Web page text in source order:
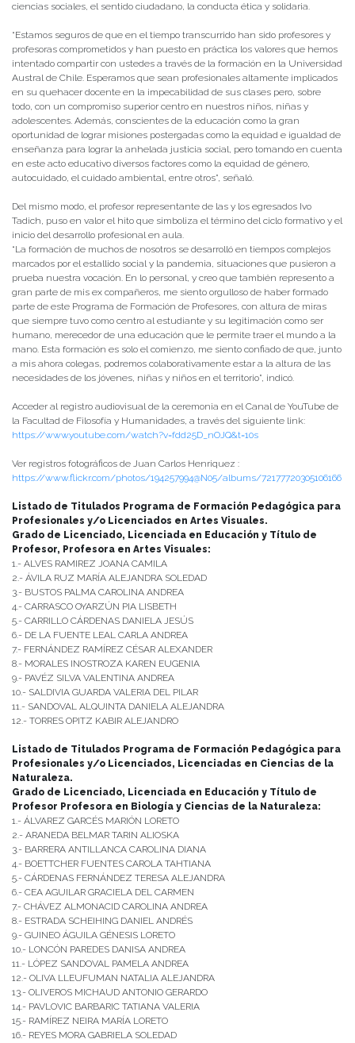
ciencias sociales, el sentido ciudadano, la conducta ética y solidaria.
“Estamos seguros de que en el tiempo transcurrido han sido profesores y
profesoras comprometidos y han puesto en práctica los valores que hemos
intentado compartir con ustedes a través de la formación en la Universidad
Austral de Chile. Esperamos que sean profesionales altamente implicados
en su quehacer docente en la impecabilidad de sus clases pero, sobre
todo, con un compromiso superior centro en nuestros niños, niñas y
adolescentes. Además, conscientes de la educación como la gran
oportunidad de lograr misiones postergadas como la equidad e igualdad de
enseñanza para lograr la anhelada justicia social, pero tomando en cuenta
en este acto educativo diversos factores como la equidad de género,
autocuidado, el cuidado ambiental, entre otros”, señaló.
Del mismo modo, el profesor representante de las y los egresados Ivo
Tadich, puso en valor el hito que simboliza el término del ciclo formativo y el
inicio del desarrollo profesional en aula.
“La formación de muchos de nosotros se desarrolló en tiempos complejos
marcados por el estallido social y la pandemia, situaciones que pusieron a
prueba nuestra vocación. En lo personal, y creo que también represento a
gran parte de mis ex compañeros, me siento orgulloso de haber formado
parte de este Programa de Formación de Profesores, con altura de miras
que siempre tuvo como centro al estudiante y su legitimación como ser
humano, merecedor de una educación que le permite traer el mundo a la
mano. Esta formación es solo el comienzo, me siento confiado de que, junto
a mis ahora colegas, podremos colaborativamente estar a la altura de las
necesidades de los jóvenes, niñas y niños en el territorio”, indicó.
Acceder al registro audiovisual de la ceremonia en el Canal de YouTube de
la Facultad de Filosofía y Humanidades, a través del siguiente link:
https://www.youtube.com/watch?v=fdd25D_nOJQ&t=10s
Ver registros fotográficos de Juan Carlos Henriquez :
https://www.flickr.com/photos/194257994@N05/albums/72177720305106166
Listado de Titulados Programa de Formación Pedagógica para
Profesionales y/o Licenciados en Artes Visuales.
Grado de Licenciado, Licenciada en Educación y Título de
Profesor, Profesora en Artes Visuales:
1.- ALVES RAMIREZ JOANA CAMILA
2.- ÁVILA RUZ MARÍA ALEJANDRA SOLEDAD
3.- BUSTOS PALMA CAROLINA ANDREA
4.- CARRASCO OYARZÚN PIA LISBETH
5.- CARRILLO CÁRDENAS DANIELA JESÚS
6.- DE LA FUENTE LEAL CARLA ANDREA
7.- FERNÁNDEZ RAMÍREZ CÉSAR ALEXANDER
8.- MORALES INOSTROZA KAREN EUGENIA
9.- PAVÉZ SILVA VALENTINA ANDREA
10.- SALDIVIA GUARDA VALERIA DEL PILAR
11.- SANDOVAL ALQUINTA DANIELA ALEJANDRA
12.- TORRES OPITZ KABIR ALEJANDRO
Listado de Titulados Programa de Formación Pedagógica para
Profesionales y/o Licenciados, Licenciadas en Ciencias de la
Naturaleza.
Grado de Licenciado, Licenciada en Educación y Título de
Profesor Profesora en Biología y Ciencias de la Naturaleza:
1.- ÁLVAREZ GARCÉS MARIÓN LORETO
2.- ARANEDA BELMAR TARIN ALIOSKA
3.- BARRERA ANTILLANCA CAROLINA DIANA
4.- BOETTCHER FUENTES CAROLA TAHTIANA
5.- CÁRDENAS FERNÁNDEZ TERESA ALEJANDRA
6.- CEA AGUILAR GRACIELA DEL CARMEN
7.- CHÁVEZ ALMONACID CAROLINA ANDREA
8.- ESTRADA SCHEIHING DANIEL ANDRÉS
9.- GUINEO ÁGUILA GÉNESIS LORETO
10.- LONCÓN PAREDES DANISA ANDREA
11.- LÓPEZ SANDOVAL PAMELA ANDREA
12.- OLIVA LLEUFUMAN NATALIA ALEJANDRA
13.- OLIVEROS MICHAUD ANTONIO GERARDO
14.- PAVLOVIC BARBARIC TATIANA VALERIA
15.- RAMÍREZ NEIRA MARÍA LORETO
16.- REYES MORA GABRIELA SOLEDAD